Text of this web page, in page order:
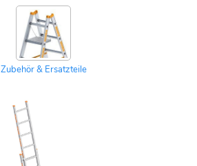
Zubehör & Ersatzteile